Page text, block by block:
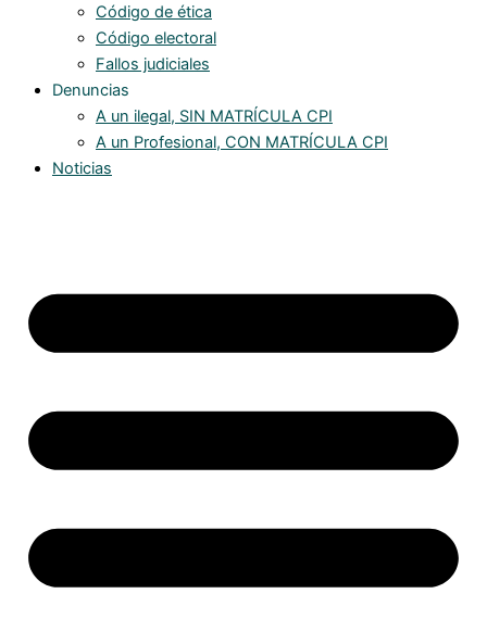
Código de ética
Código electoral
Fallos judiciales
Denuncias
A un ilegal, SIN MATRÍCULA CPI
A un Profesional, CON MATRÍCULA CPI
Noticias